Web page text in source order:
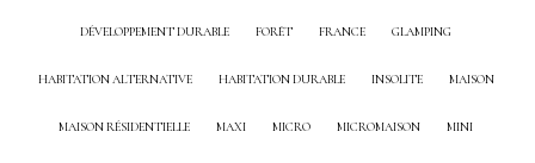
DÉVELOPPEMENT DURABLE FORÊT FRANCE GLAMPING
HABITATION ALTERNATIVE HABITATION DURABLE INSOLITE MAISON
MAISON RÉSIDENTIELLE MAXI MICRO MICROMAISON MINI